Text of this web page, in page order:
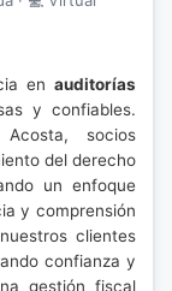
en auditorías
y confiables.
socios
del derecho
un enfoque
y comprensión
clientes
confianza y
gestión fiscal